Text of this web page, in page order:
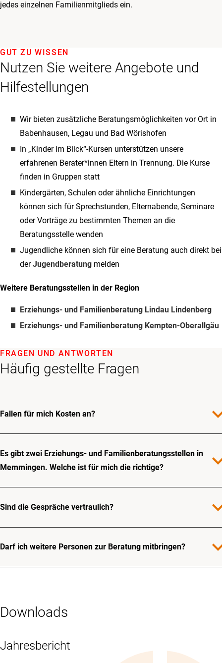
jedes einzelnen Familienmitglieds ein.
Nutzen Sie weitere Angebote und
Hilfestellungen
GUT ZU WISSEN
Wir bieten zusätzliche Beratungsmöglichkeiten vor Ort in
Babenhausen, Legau und Bad Wörishofen
In „Kinder im Blick“-Kursen unterstützen unsere
erfahrenen Berater*innen Eltern in Trennung. Die Kurse
finden in Gruppen statt
Kindergärten, Schulen oder ähnliche Einrichtungen
können sich für Sprechstunden, Elternabende, Seminare
oder Vorträge zu bestimmten Themen an die
Beratungsstelle wenden
Jugendliche können sich für eine Beratung auch direkt bei
derJugendberatung melden
Weitere Beratungsstellen in der Region
Erziehungs- und Familienberatung Lindau Lindenberg
Erziehungs- und Familienberatung Kempten-Oberallgäu
Häufig gestellte Fragen
FRAGEN UND ANTWORTEN
Fallen für mich Kosten an?
Es gibt zwei Erziehungs- und Familienberatungsstellen in
Memmingen. Welche ist für mich die richtige?
Sind die Gespräche vertraulich?
Darf ich weitere Personen zur Beratung mitbringen?
Downloads
Jahresbericht